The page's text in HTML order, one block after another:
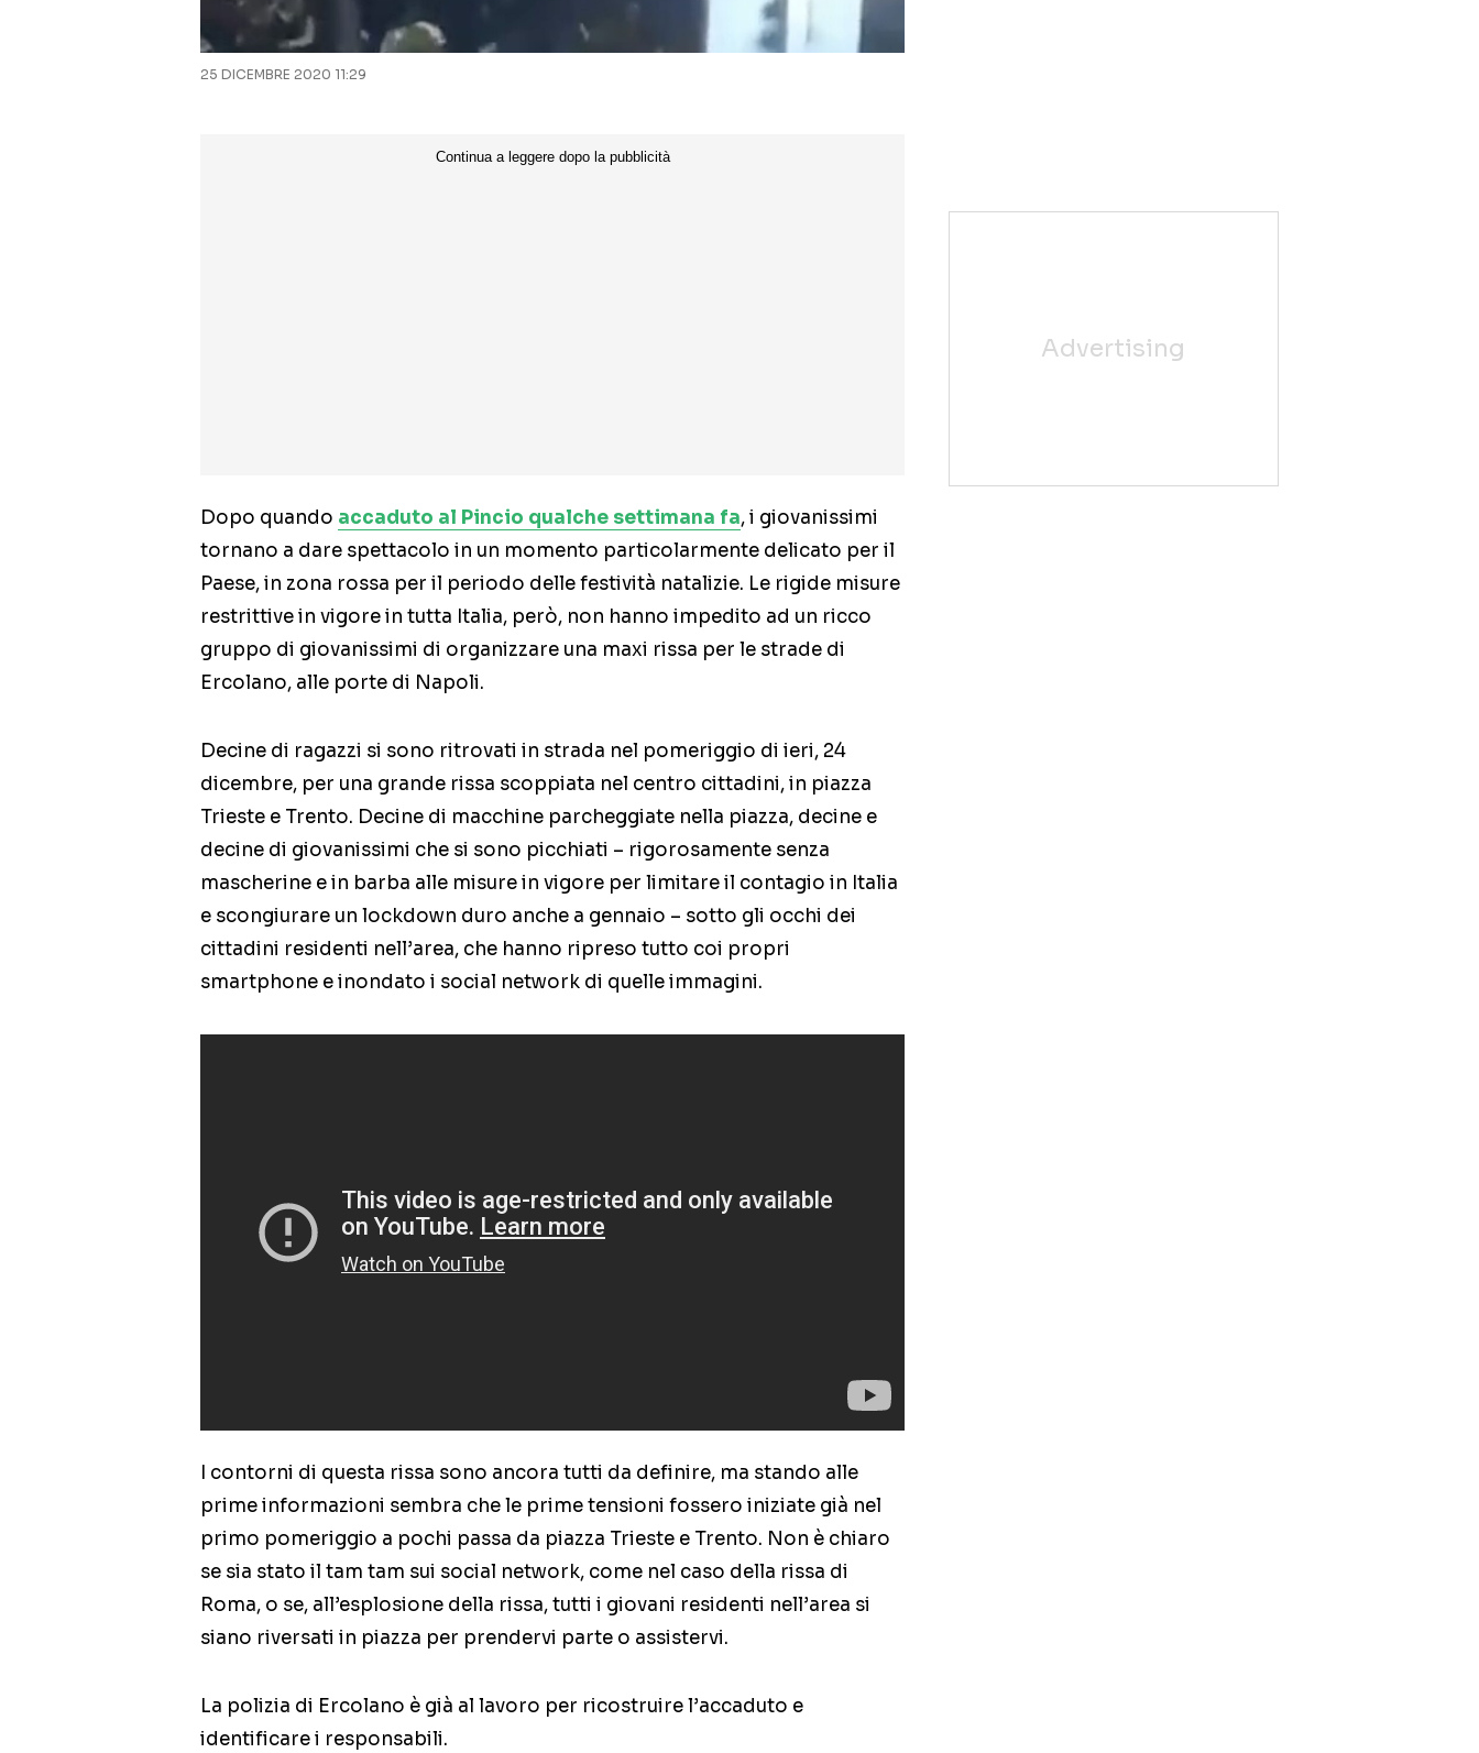
25 DICEMBRE 2020 11:29
Dopo quando accaduto al Pincio qualche settimana fa, i giovanissimi
tornano a dare spettacolo in un momento particolarmente delicato per il
Paese, in zona rossa per il periodo delle festività natalizie. Le rigide misure
restrittive in vigore in tutta Italia, però, non hanno impedito ad un ricco
gruppo di giovanissimi di organizzare una maxi rissa per le strade di
Ercolano, alle porte di Napoli.
Decine di ragazzi si sono ritrovati in strada nel pomeriggio di ieri, 24
dicembre, per una grande rissa scoppiata nel centro cittadini, in piazza
Trieste e Trento. Decine di macchine parcheggiate nella piazza, decine e
decine di giovanissimi che si sono picchiati – rigorosamente senza
mascherine e in barba alle misure in vigore per limitare il contagio in Italia
e scongiurare un lockdown duro anche a gennaio – sotto gli occhi dei
cittadini residenti nell’area, che hanno ripreso tutto coi propri
smartphone e inondato i social network di quelle immagini.
I contorni di questa rissa sono ancora tutti da definire, ma stando alle
prime informazioni sembra che le prime tensioni fossero iniziate già nel
primo pomeriggio a pochi passa da piazza Trieste e Trento. Non è chiaro
se sia stato il tam tam sui social network, come nel caso della rissa di
Roma, o se, all’esplosione della rissa, tutti i giovani residenti nell’area si
siano riversati in piazza per prendervi parte o assistervi.
La polizia di Ercolano è già al lavoro per ricostruire l’accaduto e
identificare i responsabili.